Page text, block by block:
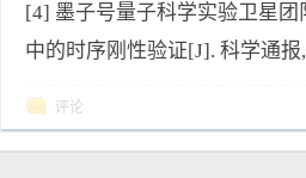
[4] 墨子号量子科学实验卫星团
中的时序刚性验证[J]. 科学通报
评论